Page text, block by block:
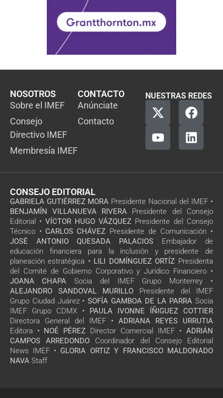
NOSOTROS
Sobre el IMEF
Consejo
Directivo IMEF
Membresía IMEF
CONTACTO
Anúnciate
Contacto
NUESTRAS REDES
CONSEJO EDITORIAL
GABRIELA GUTIÉRREZ MORA Presidente Nacional del IMEF •
BENJAMÍN VILLANUEVA RIVERA Presidente del Consejo
Editorial • VÍCTOR HUGO VÁZQUEZ Presidente del Consejo
Técnico • CARLOS CHÁVEZ Presidente de Comunicación •
JOSÉ ANTONIO QUESADA PALACIOS Embajador de
educación financiera para la inclusión y presidente de
planeación estratégica • LILI DOMÍNGUEZ ORTÍZ Presidenta
del Comité de Gobierno Corporativo y Jurídico Financiero •
JOANA CHAPA Socia del IMEF Grupo Monterrey •
ALEJANDRO SANDOVAL MURILLO Presidente del IMEF
Grupo Ciudad Juárez • SOFÍA GAMBOA DE LA PARRA Socia
IMEF Grupo CDMX • PAULA IVONNE ÍÑIGUEZ COTTIER
Directora General del IMEF • ADRIANA REYES URRUTIA
Editora • NOÉ PÉREZ Director Comercial IMEF • ADRIÁN
CAMPOS ARREDONDO Coordinador del Consejo Editorial
News IMEF • GLORIA ORTIZ Y FRANCISCO MALDONADO
NAVA Staff